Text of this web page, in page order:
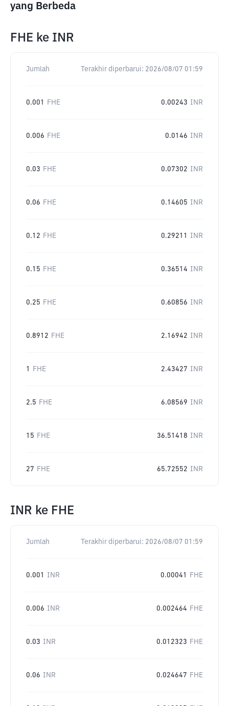
yang Berbeda
FHE ke INR
Jumlah Terakhir diperbarui: 2026/08/07 01:59
0.001 FHE 0.00243 INR
0.006 FHE 0.0146 INR
0.03 FHE 0.07302 INR
0.06 FHE 0.14605 INR
0.12 FHE 0.29211 INR
0.15 FHE 0.36514 INR
0.25 FHE 0.60856 INR
0.8912 FHE 2.16942 INR
1 FHE 2.43427 INR
2.5 FHE 6.08569 INR
15 FHE 36.51418 INR
27 FHE 65.72552 INR
INR ke FHE
Jumlah Terakhir diperbarui: 2026/08/07 01:59
0.001 INR 0.00041 FHE
0.006 INR 0.002464 FHE
0.03 INR 0.012323 FHE
0.06 INR 0.024647 FHE